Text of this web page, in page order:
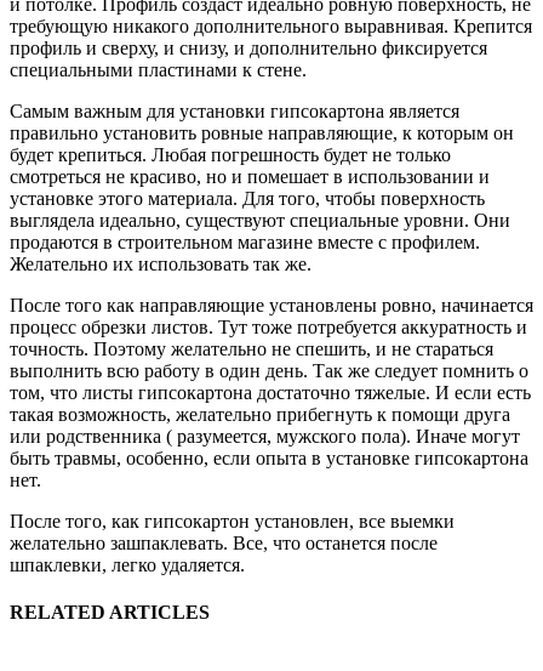
требующую никакого дополнительного выравнивая. Крепится
профиль и сверху, и снизу, и дополнительно фиксируется
специальными пластинами к стене.
Самым важным для установки гипсокартона является
правильно установить ровные направляющие, к которым он
будет крепиться. Любая погрешность будет не только
смотреться не красиво, но и помешает в использовании и
установке этого материала. Для того, чтобы поверхность
выглядела идеально, существуют специальные уровни. Они
продаются в строительном магазине вместе с профилем.
Желательно их использовать так же.
После того как направляющие установлены ровно, начинается
процесс обрезки листов. Тут тоже потребуется аккуратность и
точность. Поэтому желательно не спешить, и не стараться
выполнить всю работу в один день. Так же следует помнить о
том, что листы гипсокартона достаточно тяжелые. И если есть
такая возможность, желательно прибегнуть к помощи друга
или родственника ( разумеется, мужского пола). Иначе могут
быть травмы, особенно, если опыта в установке гипсокартона
нет.
После того, как гипсокартон установлен, все выемки
желательно зашпаклевать. Все, что останется после
шпаклевки, легко удаляется.
RELATED ARTICLES